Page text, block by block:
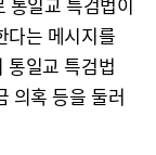
다는 메시지를
통일교 특검법
의혹 등을 둘러